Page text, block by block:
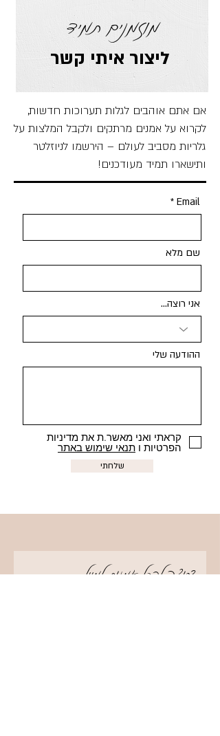
ליצור איתי קשר
מוזמנים תמיד
אם אתם אוהבים לגלות תערוכות חדשות,
לקרוא על אמנים מרתקים ולקבל המלצות על
גלריות מסביב לעולם – הירשמו לניוזלטר
ותישארו תמיד מעודכנים!
Email
שם מלא
אני רוצה...
ההודעה שלי
קראתי ואני מאשר.ת את מדיניות
הפרטיות ו תנאי שימוש באתר
שלחתי
?רוצה לקבל אמנות למייל